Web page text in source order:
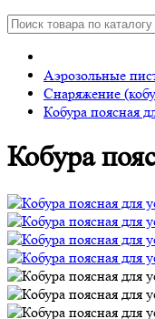
Аэрозольные
Снаряжение
Кобура поясная
Кобура